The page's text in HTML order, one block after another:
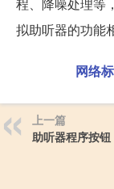
程、降噪处理等
拟助听器的功能
网络
上一篇
助听器程序按钮